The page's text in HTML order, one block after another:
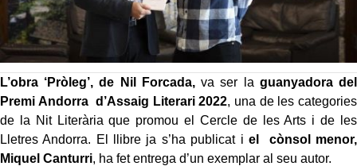
L’obra ‘Pròleg’, de Nil Forcada,va ser la guanyadora del
Premi Andorra d’Assaig Literari 2022, una de les categories
de la Nit Literària que promou el Cercle de les Arts i de les
Lletres Andorra. El llibre ja s’ha publicat i el cònsol menor,
Miquel Canturri, ha fet entrega d’un exemplar al seu autor.